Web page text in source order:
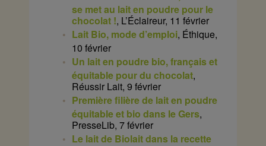
se met au lait en poudre pour le
chocolat !, L’Éclaireur, 11 février
Lait Bio, mode d’emploi, Éthique,
10 février
Un lait en poudre bio, français et
équitable pour du chocolat,
Réussir Lait, 9 février
Première filière de lait en poudre
équitable et bio dans le Gers,
PresseLib, 7 février
Le lait de Biolait dans la recette